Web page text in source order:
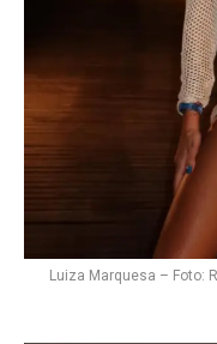
Luiza Marquesa – Foto: